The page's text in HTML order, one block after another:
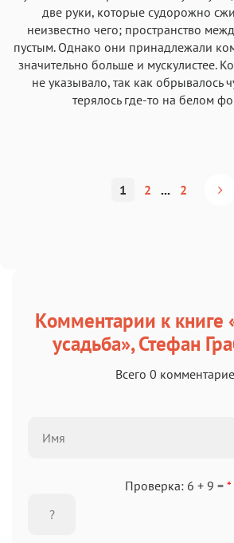
две руки, которые судорожно
неизвестно чего; пространство
пустым. Однако они принадлежали
значительно больше и мускулистее.
не указывало, так как обрывалось
терялось где-то на белом
1 2 ... 2
Комментарии к книге
усадьба», Стефан
Всего 0
Проверка: 6 + 9 = *